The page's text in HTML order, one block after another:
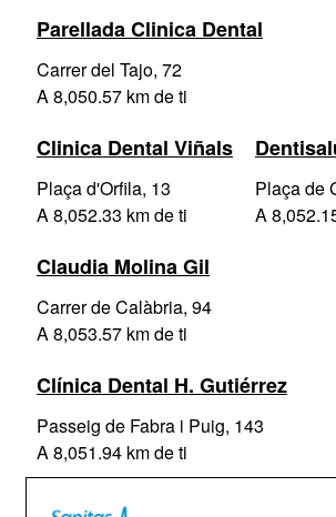
Parellada Clinica Dental
Carrer del Tajo, 72
A 8,050.57 km de ti
Clinica Dental Viñals
Plaça d'Orfila, 13
A 8,052.33 km de ti
Plaça de
A
Claudia Molina Gil
Carrer de Calàbria, 94
A 8,053.57 km de ti
Clínica Dental H. Gutiérrez
Passeig de Fabra i Puig, 143
A 8,051.94 km de ti